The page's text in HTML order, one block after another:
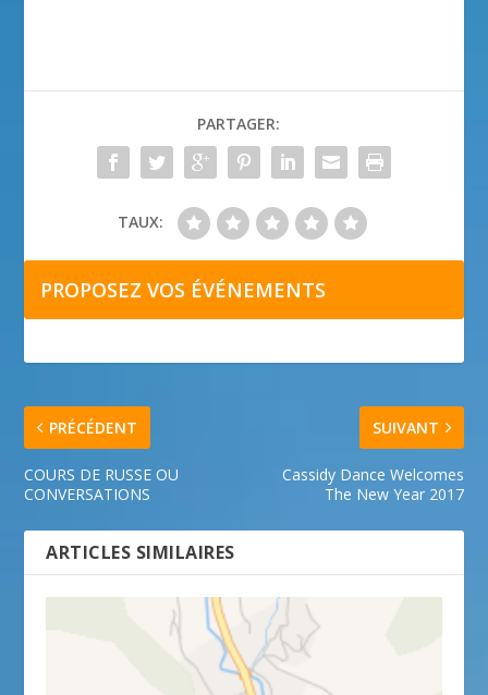
PARTAGER:
TAUX:
PROPOSEZ VOS ÉVÉNEMENTS
PRÉCÉDENT
COURS DE RUSSE OU
CONVERSATIONS
SUIVANT
Cassidy Dance Welcomes
The New Year 2017
ARTICLES SIMILAIRES